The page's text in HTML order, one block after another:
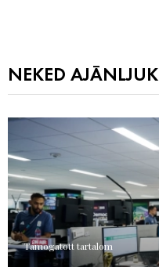
NEKED AJÁNLJUK
Támogatott tartalom